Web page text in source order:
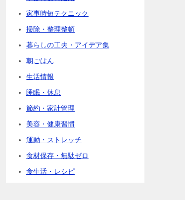
家事時短テクニック
掃除・整理整頓
暮らしの工夫・アイデア集
朝ごはん
生活情報
睡眠・休息
節約・家計管理
美容・健康習慣
運動・ストレッチ
食材保存・無駄ゼロ
食生活・レシピ